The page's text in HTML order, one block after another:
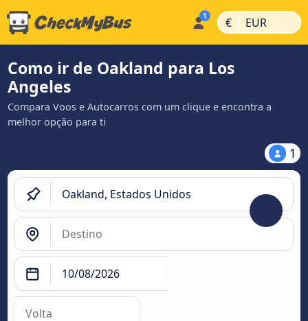
€ | EUR |
Como ir de Oakland para Los
Angeles
Compara Voos e Autocarros com um clique e encontra a
melhor opção para ti
1